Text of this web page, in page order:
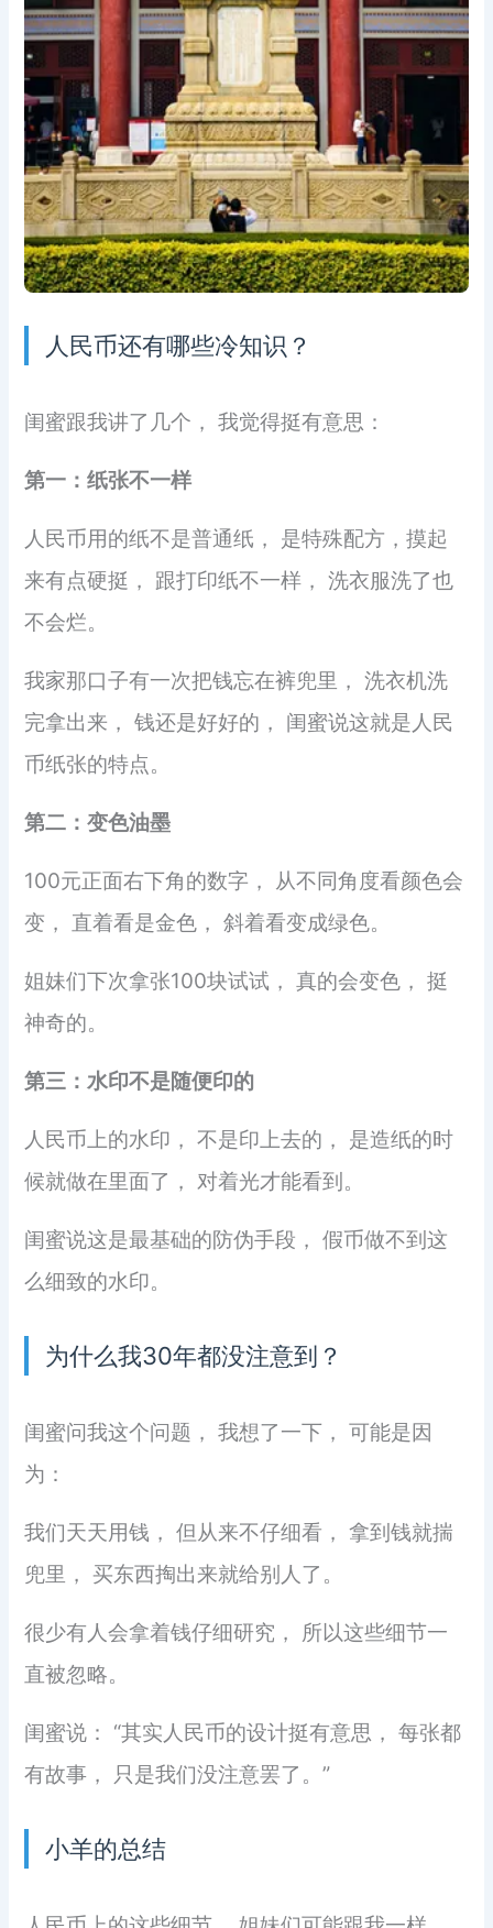
人民币还有哪些冷知识？
闺蜜跟我讲了几个， 我觉得挺有意思：
第一：纸张不一样
人民币用的纸不是普通纸， 是特殊配方，摸起
来有点硬挺， 跟打印纸不一样， 洗衣服洗了也
不会烂。
我家那口子有一次把钱忘在裤兜里， 洗衣机洗
完拿出来， 钱还是好好的， 闺蜜说这就是人民
币纸张的特点。
第二：变色油墨
100元正面右下角的数字， 从不同角度看颜色会
变， 直着看是金色， 斜着看变成绿色。
姐妹们下次拿张100块试试， 真的会变色， 挺
神奇的。
第三：水印不是随便印的
人民币上的水印， 不是印上去的， 是造纸的时
候就做在里面了， 对着光才能看到。
闺蜜说这是最基础的防伪手段， 假币做不到这
么细致的水印。
为什么我30年都没注意到？
闺蜜问我这个问题， 我想了一下， 可能是因
为：
我们天天用钱， 但从来不仔细看， 拿到钱就揣
兜里， 买东西掏出来就给别人了。
很少有人会拿着钱仔细研究， 所以这些细节一
直被忽略。
闺蜜说： “其实人民币的设计挺有意思， 每张都
有故事， 只是我们没注意罢了。”
小羊的总结